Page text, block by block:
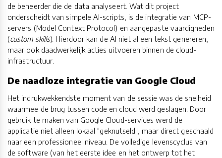
de beheerder die de data analyseert. Wat dit project
onderscheidt van simpele AI-scripts, is de integratie van MCP-
servers (Model Context Protocol) en aangepaste vaardigheden
(custom skills). Hierdoor kan de AI niet alleen tekst genereren,
maar ook daadwerkelijk acties uitvoeren binnen de cloud-
infrastructuur.
De naadloze integratie van Google Cloud
Het indrukwekkendste moment van de sessie was de snelheid
waarmee de brug tussen code en cloud werd geslagen. Door
gebruik te maken van Google Cloud-services werd de
applicatie niet alleen lokaal "geknutseld", maar direct geschaald
naar een professioneel niveau. De volledige levenscyclus van
de software (van het eerste idee en het ontwerp tot het